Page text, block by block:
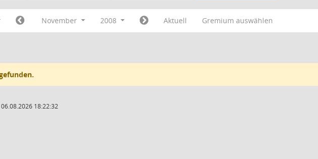
November 2008 Aktuell Gremium auswählen
18:22:32